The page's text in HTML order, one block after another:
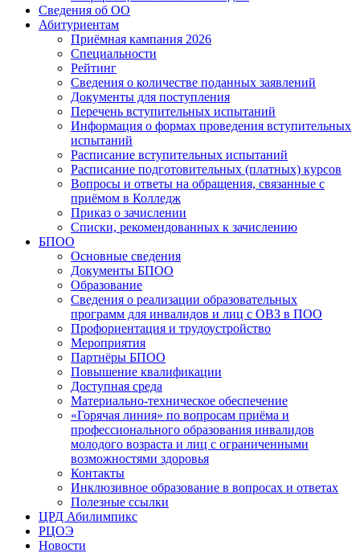
Сведения об ОО
Абитуриентам
Приёмная кампания 2026
Специальности
Рейтинг
Сведения о количестве поданных заявлений
Документы для поступления
Перечень вступительных испытаний
Информация о формах проведения вступительных
испытаний
Расписание вступительных испытаний
Расписание подготовительных (платных) курсов
Вопросы и ответы на обращения, связанные с
приёмом в Колледж
Приказ о зачислении
Списки, рекомендованных к зачислению
БПОО
Основные сведения
Документы БПОО
Образование
Сведения о реализации образовательных
программ для инвалидов и лиц с ОВЗ в ПОО
Профориентация и трудоустройство
Мероприятия
Партнёры БПОО
Повышение квалификации
Доступная среда
Материально-техническое обеспечение
«Горячая линия» по вопросам приёма и
профессионального образования инвалидов
молодого возраста и лиц с ограниченными
возможностями здоровья
Контакты
Инклюзивное образование в вопросах и ответах
Полезные ссылки
ЦРД Абилимпикс
РЦОЭ
Новости